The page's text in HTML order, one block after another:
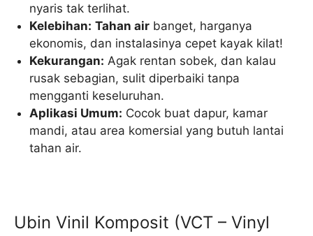
nyaris tak terlihat.
Kelebihan: Tahan air banget, harganya
ekonomis, dan instalasinya cepet kayak kilat!
Kekurangan: Agak rentan sobek, dan kalau
rusak sebagian, sulit diperbaiki tanpa
mengganti keseluruhan.
Aplikasi Umum: Cocok buat dapur, kamar
mandi, atau area komersial yang butuh lantai
tahan air.
Ubin Vinil Komposit (VCT – Vinyl